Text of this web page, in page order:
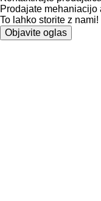
Prodajate mehaniacijo
To lahko storite z nami!
Objavite oglas